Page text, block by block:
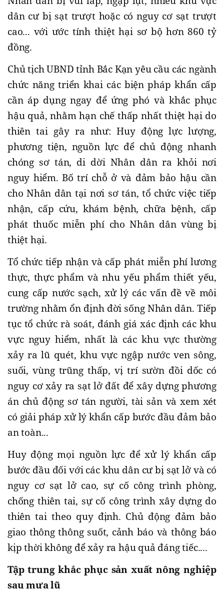
dân cư bị sạt trượt hoặc có nguy cơ sạt trượt
cao... với ước tính thiệt hại sơ bộ hơn 860 tỷ
đồng.
Chủ tịch UBND tỉnh Bắc Kạn yêu cầu các ngành
chức năng triển khai các biện pháp khẩn cấp
cần áp dụng ngay để ứng phó và khắc phục
hậu quả, nhằm hạn chế thấp nhất thiệt hại do
thiên tai gây ra như: Huy động lực lượng,
phương tiện, nguồn lực để chủ động nhanh
chóng sơ tán, di dời Nhân dân ra khỏi nơi
nguy hiểm. Bố trí chỗ ở và đảm bảo hậu cần
cho Nhân dân tại nơi sơ tán, tổ chức việc tiếp
nhận, cấp cứu, khám bệnh, chữa bệnh, cấp
phát thuốc miễn phí cho Nhân dân vùng bị
thiệt hại.
Tổ chức tiếp nhận và cấp phát miễn phí lương
thực, thực phẩm và nhu yếu phẩm thiết yếu,
cung cấp nước sạch, xử lý các vấn đề về môi
trường nhằm ổn định đời sống Nhân dân. Tiếp
tục tổ chức rà soát, đánh giá xác định các khu
vực nguy hiểm, nhất là các khu vực thường
xảy ra lũ quét, khu vực ngập nước ven sông,
suối, vùng trũng thấp, vị trí sườn đồi dốc có
nguy cơ xảy ra sạt lở đất để xây dựng phương
án chủ động sơ tán người, tài sản và xem xét
có giải pháp xử lý khẩn cấp bước đầu đảm bảo
an toàn...
Huy động mọi nguồn lực để xử lý khẩn cấp
bước đầu đối với các khu dân cư bị sạt lở và có
nguy cơ sạt lở cao, sự cố công trình phòng,
chống thiên tai, sự cố công trình xây dựng do
thiên tai theo quy định. Chủ động đảm bảo
giao thông thông suốt, cảnh báo và thông báo
kịp thời không để xảy ra hậu quả đáng tiếc....
Tập trung khắc phục sản xuất nông nghiệp
sau mưa lũ